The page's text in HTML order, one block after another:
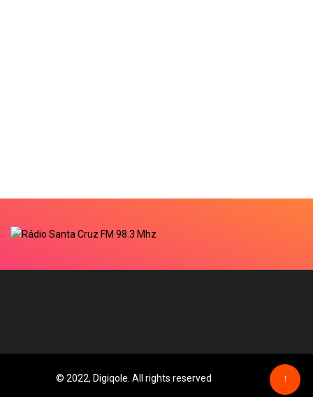
© 2022, Digiqole. All rights reserved ↑